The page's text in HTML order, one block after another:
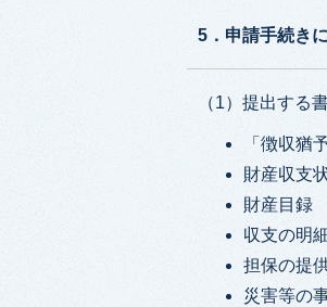
5．申請手続き
（1）提出する
「徴収猶
財産収支
財産目録
収支の明
担保の提
災害等の